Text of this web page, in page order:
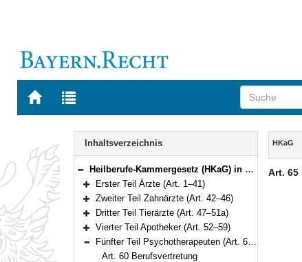
Zur
BAYERN.RECHT
Zur
letzten
Navigation
Inhaltsverzeichnis
Bereich reduzieren
Heilberufe-Kammergesetz (HKaG) in der Fassung der Bekanntmachung vom 6. Februar 2002 (GVBl. S. 42, 43) BayRS 2122-3-G (Art. 1–103)
Bereich erweitern
Erster Teil Ärzte (Art. 1–41)
Bereich erweitern
Zweiter Teil Zahnärzte (Art. 42–46)
Bereich erweitern
Dritter Teil Tierärzte (Art. 47–51a)
Bereich erweitern
Vierter Teil Apotheker (Art. 52–59)
Bereich reduzieren
Fünfter Teil Psychotherapeuten (Art. 60–65)
Art. 60 Berufsvertretung
Inhalt
HKaG
Art. 65